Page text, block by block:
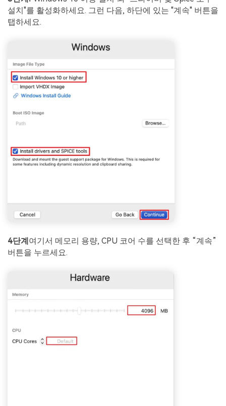
설치"를 활성화하세요. 그런 다음, 하단에 있는 "계속" 버튼을
탭하세요.
4단계 여기서 메모리 용량, CPU 코어 수를 선택한 후 “계속”
버튼을 누르세요.